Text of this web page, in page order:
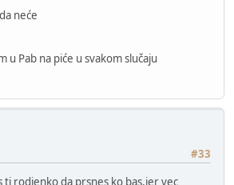
neće
u Pab na piće u svakom slučaju
#33
ti rodjenko da prsnes ko bas,jer vec